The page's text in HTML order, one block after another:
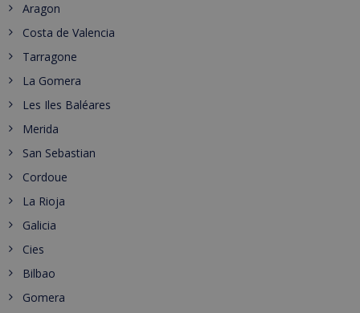
Aragon
Costa de Valencia
Tarragone
La Gomera
Les Iles Baléares
Merida
San Sebastian
Cordoue
La Rioja
Galicia
Cies
Bilbao
Gomera